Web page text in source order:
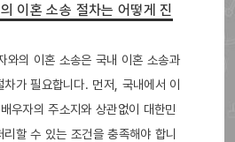
이혼 소송 절차는 어떻게 진
와의 이혼 소송은 국내 이혼 소송과
가 필요합니다. 먼저, 국내에서 이
우자의 주소지와 상관없이 대한민
할 수 있는 조건을 충족해야 합니